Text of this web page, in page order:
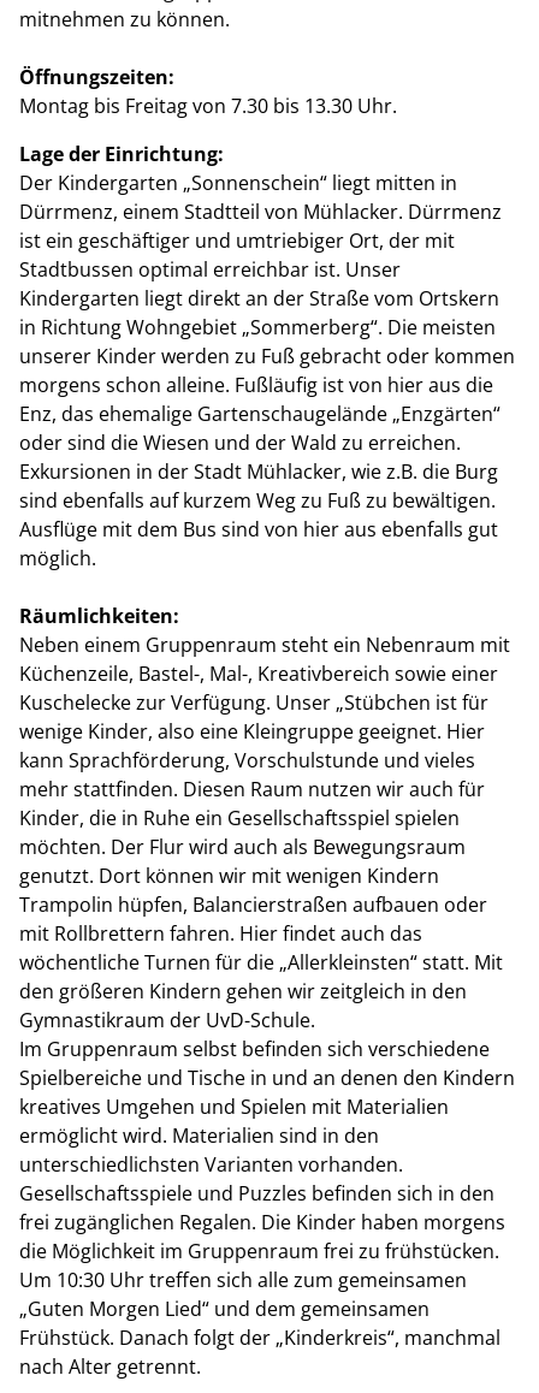
mitnehmen zu können.
Öffnungszeiten:
Montag bis Freitag von 7.30 bis 13.30 Uhr.
Lage der Einrichtung:
Der Kindergarten „Sonnenschein“ liegt mitten in
Dürrmenz, einem Stadtteil von Mühlacker. Dürrmenz
ist ein geschäftiger und umtriebiger Ort, der mit
Stadtbussen optimal erreichbar ist. Unser
Kindergarten liegt direkt an der Straße vom Ortskern
in Richtung Wohngebiet „Sommerberg“. Die meisten
unserer Kinder werden zu Fuß gebracht oder kommen
morgens schon alleine. Fußläufig ist von hier aus die
Enz, das ehemalige Gartenschaugelände „Enzgärten“
oder sind die Wiesen und der Wald zu erreichen.
Exkursionen in der Stadt Mühlacker, wie z.B. die Burg
sind ebenfalls auf kurzem Weg zu Fuß zu bewältigen.
Ausflüge mit dem Bus sind von hier aus ebenfalls gut
möglich.
Räumlichkeiten:
Neben einem Gruppenraum steht ein Nebenraum mit
Küchenzeile, Bastel-, Mal-, Kreativbereich sowie einer
Kuschelecke zur Verfügung. Unser „Stübchen ist für
wenige Kinder, also eine Kleingruppe geeignet. Hier
kann Sprachförderung, Vorschulstunde und vieles
mehr stattfinden. Diesen Raum nutzen wir auch für
Kinder, die in Ruhe ein Gesellschaftsspiel spielen
möchten. Der Flur wird auch als Bewegungsraum
genutzt. Dort können wir mit wenigen Kindern
Trampolin hüpfen, Balancierstraßen aufbauen oder
mit Rollbrettern fahren. Hier findet auch das
wöchentliche Turnen für die „Allerkleinsten“ statt. Mit
den größeren Kindern gehen wir zeitgleich in den
Gymnastikraum der UvD-Schule.
Im Gruppenraum selbst befinden sich verschiedene
Spielbereiche und Tische in und an denen den Kindern
kreatives Umgehen und Spielen mit Materialien
ermöglicht wird. Materialien sind in den
unterschiedlichsten Varianten vorhanden.
Gesellschaftsspiele und Puzzles befinden sich in den
frei zugänglichen Regalen. Die Kinder haben morgens
die Möglichkeit im Gruppenraum frei zu frühstücken.
Um 10:30 Uhr treffen sich alle zum gemeinsamen
„Guten Morgen Lied“ und dem gemeinsamen
Frühstück. Danach folgt der „Kinderkreis“, manchmal
nach Alter getrennt.